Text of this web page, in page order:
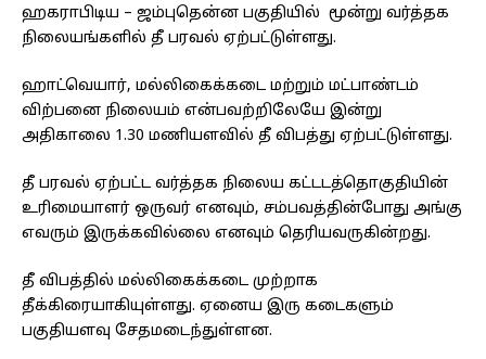
ஹகராபிடிய – ஜம்புதென்ன பகுதியில் மூன்று வர்த்தக
நிலையங்களில் தீ பரவல் ஏற்பட்டுள்ளது.
ஹாட்வெயார், மல்லிகைக்கடை மற்றும் மட்பாண்டம்
விற்பனை நிலையம் என்பவற்றிலேயே இன்று
அதிகாலை 1.30 மணியளவில் தீ விபத்து ஏற்பட்டுள்ளது.
தீ பரவல் ஏற்பட்ட வர்த்தக நிலைய கட்டடத்தொகுதியின்
உரிமையாளர் ஒருவர் எனவும், சம்பவத்தின்போது அங்கு
எவரும் இருக்கவில்லை எனவும் தெரியவருகின்றது.
தீ விபத்தில் மல்லிகைக்கடை முற்றாக
தீக்கிரையாகியுள்ளது. ஏனைய இரு கடைகளும்
பகுதியளவு சேதமடைந்துள்ளன.